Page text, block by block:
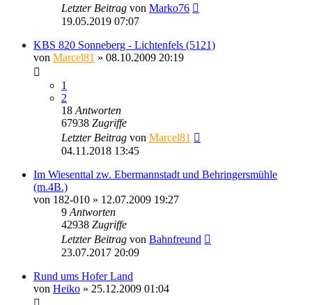
Letzter Beitrag von Marko76
19.05.2019 07:07
KBS 820 Sonneberg - Lichtenfels (5121)
von Marcel81 » 08.10.2009 20:19
1
2
18 Antworten
67938 Zugriffe
Letzter Beitrag von Marcel81
04.11.2018 13:45
Im Wiesenttal zw. Ebermannstadt und Behringersmühle
(m.4B.)
von 182-010 » 12.07.2009 19:27
9 Antworten
42938 Zugriffe
Letzter Beitrag von Bahnfreund
23.07.2017 20:09
Rund ums Hofer Land
von Heiko » 25.12.2009 01:04